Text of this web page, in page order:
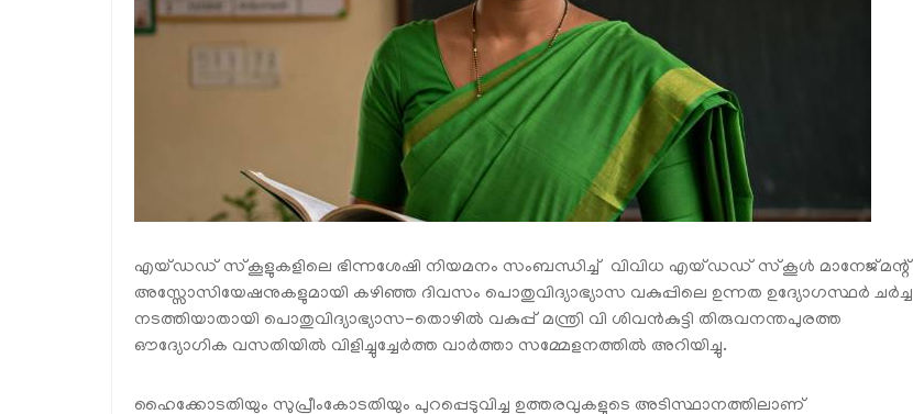
എയ്ഡഡ് സ്‌കൂളുകളിലെ ഭിന്നശേഷി നിയമനം സംബന്ധിച്ച് വിവിധ എയ്ഡഡ് സ്‌കൂൾ മാനേജ്മന്റ്
അസ്സോസിയേഷനുകളുമായി കഴിഞ്ഞ ദിവസം പൊതുവിദ്യാഭ്യാസ വകുപ്പിലെ ഉന്നത ഉദ്യോഗസ്ഥർ ചർച്ച
നടത്തിയാതായി പൊതുവിദ്യാഭ്യാസ-തൊഴിൽ വകുപ്പ് മന്ത്രി വി ശിവൻകുട്ടി തിരുവനന്തപുരത്ത
ഔദ്യോഗിക വസതിയിൽ വിളിച്ചുച്ചേർത്ത വാർത്താ സമ്മേളനത്തിൽ അറിയിച്ചു.
ഹൈക്കോടതിയും സുപ്രീംകോടതിയും പുറപ്പെടുവിച്ച ഉത്തരവുകളുടെ അടിസ്ഥാനത്തിലാണ്